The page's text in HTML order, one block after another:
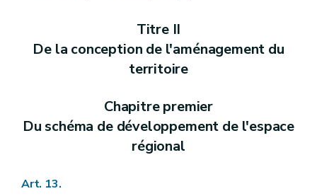
Art. 255/10
Section IV
De l'octroi d'une subvention pour l'élaboration ou la révision totale d'un plan communal d'aménagement
Art. 255/11
Art. 255/12
Section V De l'octroi d'une subvention pour l'élaboration d'une étude d'incidences relative à un projet de plan communal d'aménagement
Art. 255/15
Art. 255/16
Art. 255/17
Titre II
De la conception de l'aménagement du
territoire
Chapitre premier
Du schéma de développement de l'espace
régional
Art. 13.